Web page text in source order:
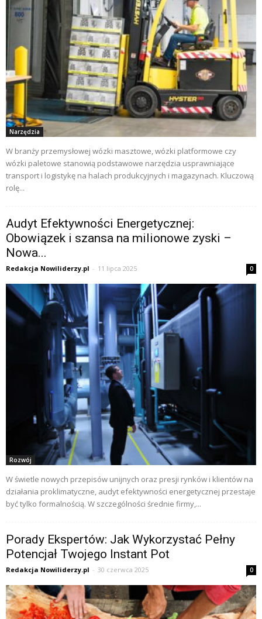
Narzędzia
W branży przemysłowej wózki masztowe, wózki platformowe czy
wózki paletowe stanowią podstawowe narzędzia usprawniające
transport i logistykę na halach produkcyjnych i magazynach. Kluczową
rolę...
Audyt Efektywności Energetycznej:
Obowiązek i szansa na milionowe zyski –
Nowa...
Redakcja Nowiliderzy.pl - 11 lipca 2025 0
Rozwój
W świetle nowych przepisów unijnych oraz presji rynków i klientów na
działania proklimatyczne, audyt efektywności energetycznej przestaje
być tylko formalnością. W szczególności średnie firmy,...
Porady Ekspertów: Jak Wykorzystać Pełny
Potencjał Twojego Instant Pot
Redakcja Nowiliderzy.pl - 30 czerwca 2025 0